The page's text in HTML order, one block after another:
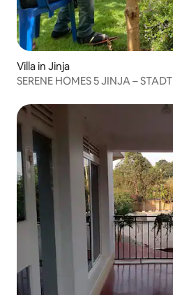
Villa in Jinja
SERENE HOMES 5 JINJA – STADT